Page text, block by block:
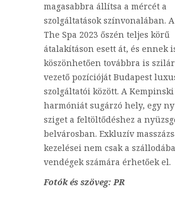
magasabbra állítsa a mércét a
szolgáltatások színvonalában.
The Spa 2023 őszén teljes körű
átalakításon esett át, és ennek
köszönhetően továbbra is
vezető pozícióját Budapest
szolgáltatói között. A Kempinski
harmóniát sugárzó hely, egy
sziget a feltöltődéshez a
belvárosban. Exkluzív
kezelései nem csak a
vendégek számára érhetőek el.
Fotók és szöveg: PR